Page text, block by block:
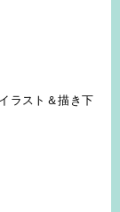
ラスト＆描き下